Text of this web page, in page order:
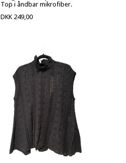
Top i åndbar mikrofiber.
DKK 249,00